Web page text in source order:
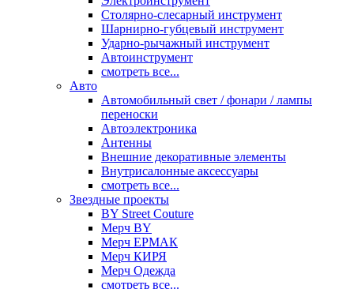
Столярно-слесарный инструмент
Шарнирно-губцевый инструмент
Ударно-рычажный инструмент
Автоинструмент
смотреть все...
Авто
Автомобильный свет / фонари / лампы
переноски
Автоэлектроника
Антенны
Внешние декоративные элементы
Внутрисалонные аксессуары
смотреть все...
Звездные проекты
BY Street Couture
Мерч BY
Мерч ЕРМАК
Мерч КИРЯ
Мерч Одежда
смотреть все...